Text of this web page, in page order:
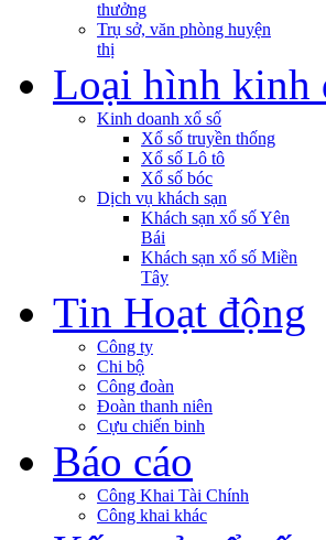
thưởng
Trụ sở, văn phòng huyện
thị
Loại hình kinh
Kinh doanh xổ số
Xổ số truyền thống
Xổ số Lô tô
Xổ số bóc
Dịch vụ khách sạn
Khách sạn xổ số Yên
Bái
Khách sạn xổ số Miền
Tây
Tin Hoạt động
Công ty
Chi bộ
Công đoàn
Đoàn thanh niên
Cựu chiến binh
Báo cáo
Công Khai Tài Chính
Công khai khác